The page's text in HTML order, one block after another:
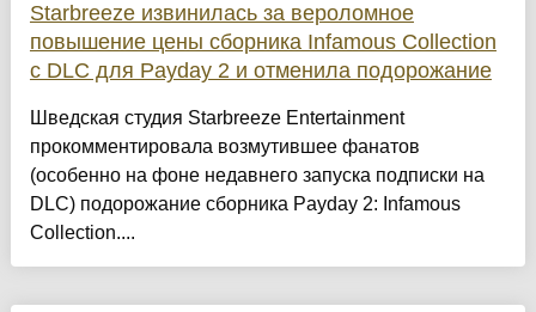
Starbreeze извинилась за вероломное
повышение цены сборника Infamous Collection
с DLC для Payday 2 и отменила подорожание
Шведская студия Starbreeze Entertainment
прокомментировала возмутившее фанатов
(особенно на фоне недавнего запуска подписки на
DLC) подорожание сборника Payday 2: Infamous
Collection....